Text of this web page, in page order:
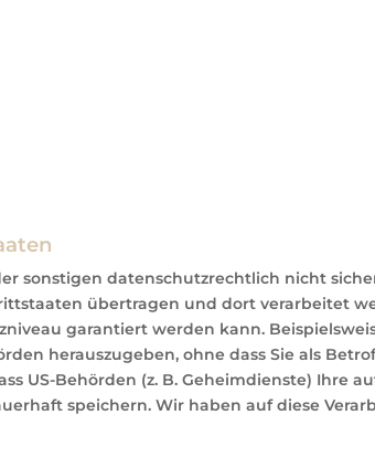
sonstigen datenschutzrechtlich nicht
übertragen und dort verarbeitet
garantiert werden kann.
herauszugeben, ohne dass Sie als
US-Behörden (z. B. Geheimdienste) Ihre
speichern. Wir haben auf diese